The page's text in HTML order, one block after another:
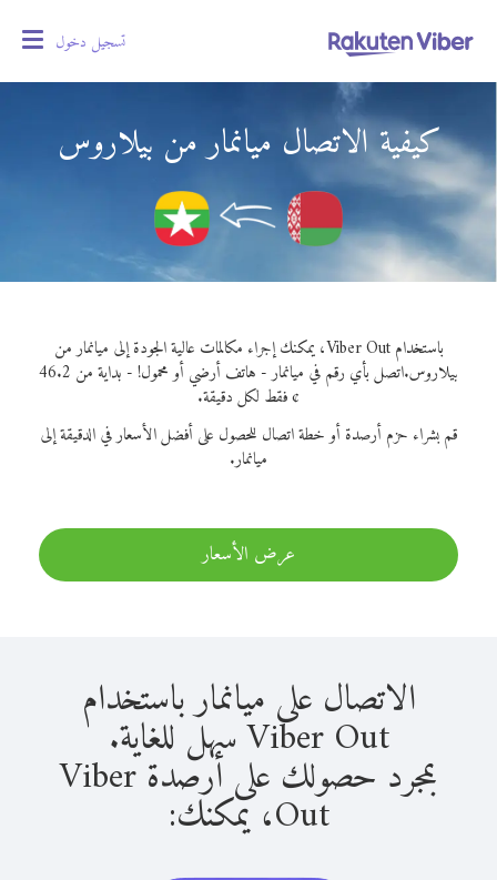
تسجيل دخول
كيفية الاتصال ميانمار من بيلاروس
باستخدام Viber Out، يمكنك إجراء مكالمات عالية الجودة إلى ميانمار من
بيلاروس.
اتصل بأي رقم في ميانمار - هاتف أرضي أو محمول! - بداية من 46.2
¢ فقط لكل دقيقة.
قم بشراء حزم أرصدة أو خطة اتصال للحصول على أفضل الأسعار في الدقيقة إلى
ميانمار.
عرض الأسعار
الاتصال على ميانمار باستخدام
Viber Out سهل للغاية.
بمجرد حصولك على أرصدة Viber
Out، يمكنك: